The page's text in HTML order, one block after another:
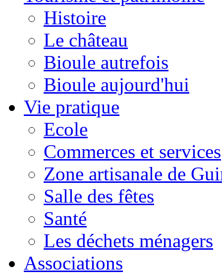
Histoire
Le château
Bioule autrefois
Bioule aujourd'hui
Vie pratique
Ecole
Commerces et services
Zone artisanale de
Salle des fêtes
Santé
Les déchets ménagers
Associations